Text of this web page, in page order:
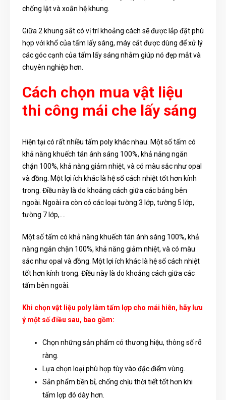
chống lật và xoắn hệ khung.
Giữa 2 khung sắt có vị trí khoảng cách sẽ được lắp đặt phù
hợp với khổ của tấm lấy sáng, máy cắt được dùng để xử lý
các góc cạnh của tấm lấy sáng nhằm giúp nó đẹp mắt và
chuyên nghiệp hơn.
Cách chọn mua vật liệu
thi công mái che lấy sáng
Hiện tại có rất nhiều tấm poly khác nhau. Một số tấm có
khả năng khuếch tán ánh sáng 100%, khả năng ngăn
chặn 100%, khả năng giảm nhiệt, và có màu sắc như opal
và đồng. Một lợi ích khác là hệ số cách nhiệt tốt hơn kính
trong. Điều này là do khoảng cách giữa các bảng bên
ngoài. Ngoài ra còn có các loại tường 3 lớp, tường 5 lớp,
tường 7 lớp,….
Một số tấm có khả năng khuếch tán ánh sáng 100%, khả
năng ngăn chặn 100%, khả năng giảm nhiệt, và có màu
sắc như opal và đồng. Một lợi ích khác là hệ số cách nhiệt
tốt hơn kính trong. Điều này là do khoảng cách giữa các
tấm bên ngoài.
Khi chọn vật liệu poly làm tấm lợp cho mái hiên, hãy lưu
ý một số điều sau, bao gồm:
Chọn những sản phẩm có thương hiệu, thông số rõ
ràng.
Lựa chọn loại phù hợp tùy vào đặc điểm vùng.
Sản phẩm bền bỉ, chống chịu thời tiết tốt hơn khi
tấm lợp đó dày hơn.